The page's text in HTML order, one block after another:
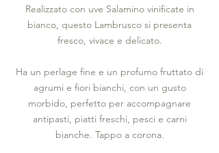
Realizzato con uve Salamino vinificate in
bianco, questo Lambrusco si presenta
fresco, vivace e delicato.
Ha un perlage fine e un profumo fruttato di
agrumi e fiori bianchi, con un gusto
morbido, perfetto per accompagnare
antipasti, piatti freschi, pesci e carni
bianche. Tappo a corona.